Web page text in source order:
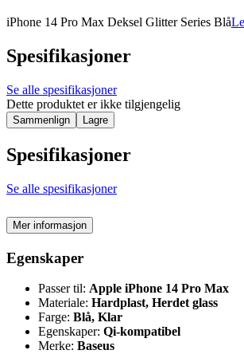
iPhone 14 Pro Max Deksel Glitter Series Blå
Spesifikasjoner
Se alle spesifikasjoner
Dette produktet er ikke tilgjengelig
Sammenlign Lagre
Spesifikasjoner
Se alle spesifikasjoner
Mer informasjon
Egenskaper
Passer til: Apple iPhone 14 Pro Max
Materiale: Hardplast, Herdet glass
Farge: Blå, Klar
Egenskaper: Qi-kompatibel
Merke: Baseus